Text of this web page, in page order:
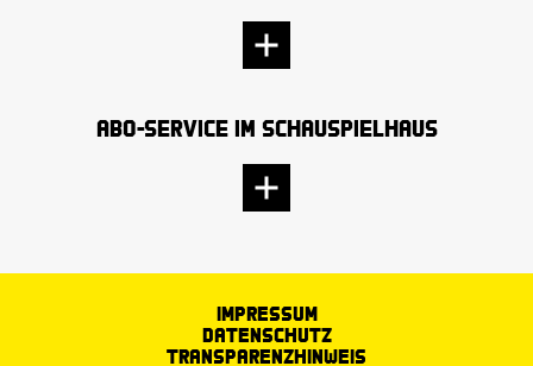
Abo-Service im Schauspielhaus
Impressum
Datenschutz
Transparenzhinweis